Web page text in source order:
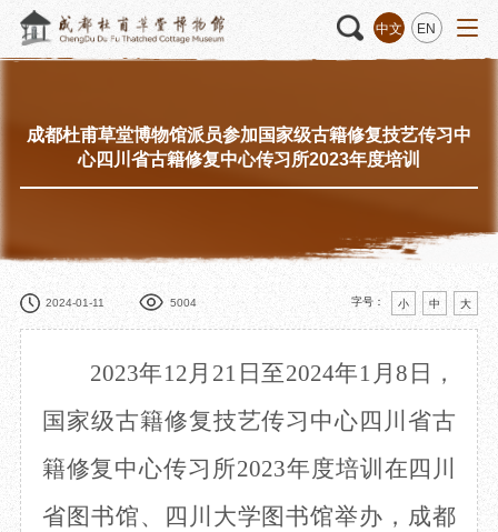
中文 EN
请
活动 “人日游草堂”系列文化活动 藏品 藏品概述
数字资源
捐赠名录
文创 杜甫草堂文创馆
数字文创
景点 正门
诗史堂
成都杜甫草堂博物馆派员参加国家级古籍修复技艺传习中
心四川省古籍修复中心传习所2023年度培训
2024-01-11 5004 字号： 小 中 大
2023年12月21日至2024年1月8日，
国家级古籍修复技艺传习中心四川省古
籍修复中心传习所2023年度培训在四川
省图书馆、四川大学图书馆举办，成都